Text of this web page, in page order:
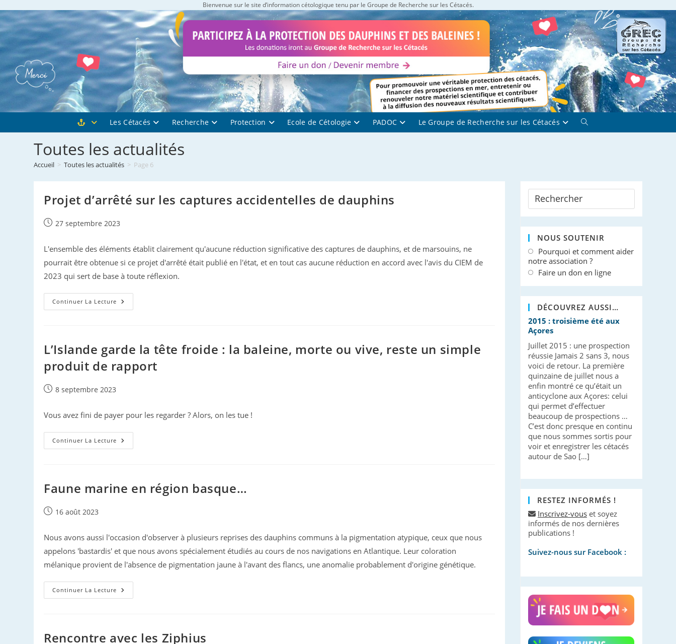
to
content
Bienvenue sur le site d’information cétologique tenu par le Groupe de Recherche sur les Cétacés.
Les Cétacés Recherche Protection Ecole de Cétologie PADOC Le Groupe de Recherche sur les Cétacés Toggle
Toutes les actualités
Accueil > Toutes les actualités > Page 6
Projet d’arrêté sur les captures accidentelles de dauphins
Publication
27 septembre 2023
L'ensemble des éléments établit clairement qu'aucune réduction significative des captures de dauphins, et de marsouins, ne
pourrait être obtenue si ce projet d'arrêté était publié en l'état, et en tout cas aucune réduction en accord avec l'avis du CIEM de
2023 qui sert de base à toute réflexion.
Continuer La Lecture Projet
D’arrêté
De
Dauphins
L’Islande garde la tête froide : la baleine, morte ou vive, reste un simple
produit de rapport
Publication
8 septembre 2023
Vous avez fini de payer pour les regarder ? Alors, on les tue !
Continuer La Lecture L’Islande
Garde
Baleine,
Produit
Rapport
Faune marine en région basque…
Publication
16 août 2023
Nous avons aussi l'occasion d'observer à plusieurs reprises des dauphins communs à la pigmentation atypique, ceux que nous
appelons 'bastardis' et que nous avons spécialement étudiés au cours de nos navigations en Atlantique. Leur coloration
mélanique provient de l'absence de pigmentation jaune à l'avant des flancs, une anomalie probablement d'origine génétique.
Continuer La Lecture Faune
Marine
Rencontre avec les Ziphius
NOUS SOUTENIR
Pourquoi et comment aider
notre association ?
Faire un don en ligne
DÉCOUVREZ AUSSI…
2015 : troisième été aux
Açores
Juillet 2015 : une prospection
réussie Jamais 2 sans 3, nous
voici de retour. La première
quinzaine de juillet nous a
enfin montré ce qu’était un
anticyclone aux Açores: celui
qui permet d’effectuer
beaucoup de prospections …
C’est donc presque en continu
que nous sommes sortis pour
voir et enregistrer les cétacés
autour de Sao […]
RESTEZ INFORMÉS !
Inscrivez-vouset soyez
informés de nos dernières
publications !
Suivez-nous sur Facebook :